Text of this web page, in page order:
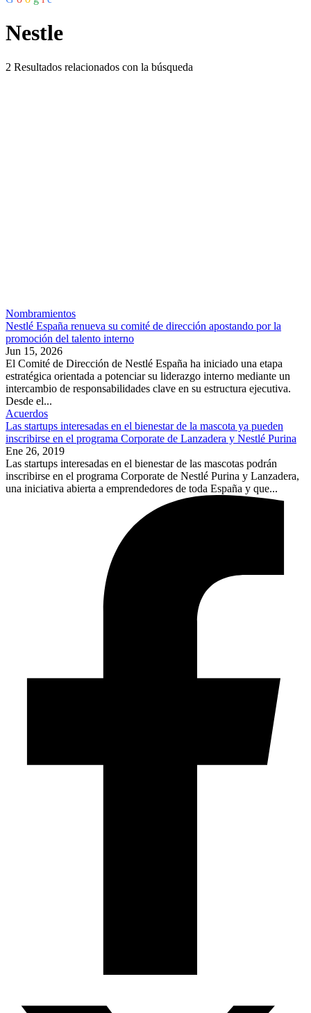
Nestle
2 Resultados relacionados con la búsqueda
Nombramientos
Nestlé España renueva su comité de dirección apostando por la
promoción del talento interno
Jun 15, 2026
El Comité de Dirección de Nestlé España ha iniciado una etapa
estratégica orientada a potenciar su liderazgo interno mediante un
intercambio de responsabilidades clave en su estructura ejecutiva.
Desde el...
Acuerdos
Las startups interesadas en el bienestar de la mascota ya pueden
inscribirse en el programa Corporate de Lanzadera y Nestlé Purina
Ene 26, 2019
Las startups interesadas en el bienestar de las mascotas podrán
inscribirse en el programa Corporate de Nestlé Purina y Lanzadera,
una iniciativa abierta a emprendedores de toda España y que...